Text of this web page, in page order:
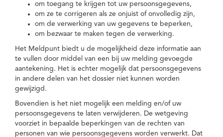
om toegang te krijgen tot uw persoonsgegevens,
om ze te corrigeren als ze onjuist of onvolledig zijn,
om de verwerking van uw gegevens te beperken,
om bezwaar te maken tegen de verwerking.
Het Meldpunt biedt u de mogelijkheid deze informatie aan
te vullen door middel van een bij uw melding gevoegde
aantekening. Het is echter mogelijk dat persoonsgegevens
in andere delen van het dossier niet kunnen worden
gewijzigd.
Bovendien is het niet mogelijk een melding en/of uw
persoonsgegevens te laten verwijderen. De wetgeving
voorziet in bepaalde beperkingen van de rechten van
personen van wie persoonsgegevens worden verwerkt. Dat